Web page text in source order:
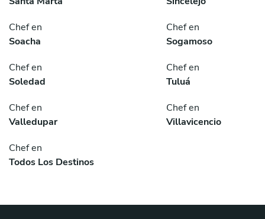
Chef en
Soacha
Chef en
Sogamoso
Chef en
Soledad
Chef en
Tuluá
Chef en
Valledupar
Chef en
Villavicencio
Chef en
Todos Los Destinos